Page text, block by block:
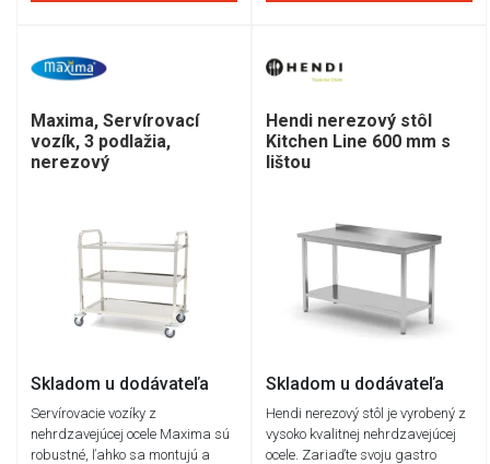
Maxima, Servírovací
vozík, 3 podlažia,
nerezový
Skladom u dodávateľa
Servírovacie vozíky z
nehrdzavejúcej ocele Maxima sú
robustné, ľahko sa montujú a
Hendi nerezový stôl
Kitchen Line 600 mm s
lištou
Skladom u dodávateľa
Hendi nerezový stôl je vyrobený z
vysoko kvalitnej nehrdzavejúcej
ocele. Zariaďte svoju gastro